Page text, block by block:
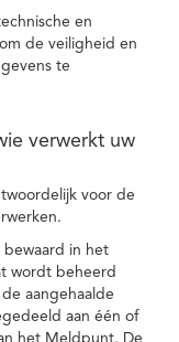
en
de veiligheid en
te
verwerkt uw
voor de
in het
wordt beheerd
aangehaalde
aan één of
het Meldpunt. De